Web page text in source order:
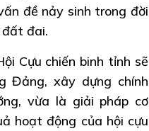
đề nảy sinh trong đời
đất đai.
Cựu chiến binh tỉnh sẽ
Đảng, xây dựng chính
vừa là giải pháp cơ
hoạt động của hội cựu